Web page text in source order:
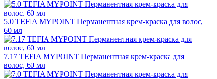
5.0 TEFIA MYPOINT Перманентная крем-краска для волос,
60 мл
7.17 TEFIA MYPOINT Перманентная крем-краска для
волос, 60 мл